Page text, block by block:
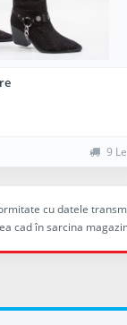
9
cu datele
cad în sarcina